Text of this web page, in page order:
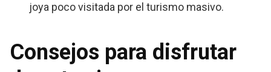
joya poco visitada por el turismo masivo.
Consejos para disfrutar